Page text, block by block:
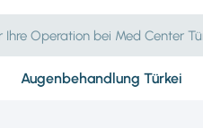
Augenbehandlung Türkei